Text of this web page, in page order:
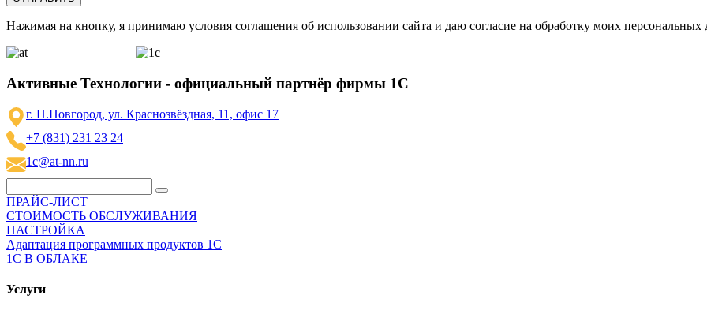
Нажимая на кнопку, я принимаю условия соглашения об использовании сайта и даю согласие на обработку моих персональных
Активные Технологии - официальный партнёр фирмы 1С
г. Н.Новгород, ул. Краснозвёздная, 11, офис 17
+7 (831) 231 23 24
1c@at-nn.ru
ПРАЙС-ЛИСТ
СТОИМОСТЬ ОБСЛУЖИВАНИЯ
НАСТРОЙКА
Адаптация программных продуктов 1С
1С В ОБЛАКЕ
Услуги